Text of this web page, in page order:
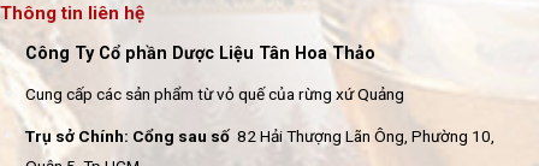
Thông tin liên hệ
Công Ty Cổ phần Dược Liệu Tân Hoa Thảo
Cung cấp các sản phẩm từ vỏ quế của rừng xứ Quảng
Trụ sở Chính: Cổng sau số 82 Hải Thượng Lãn Ông, Phường 10,